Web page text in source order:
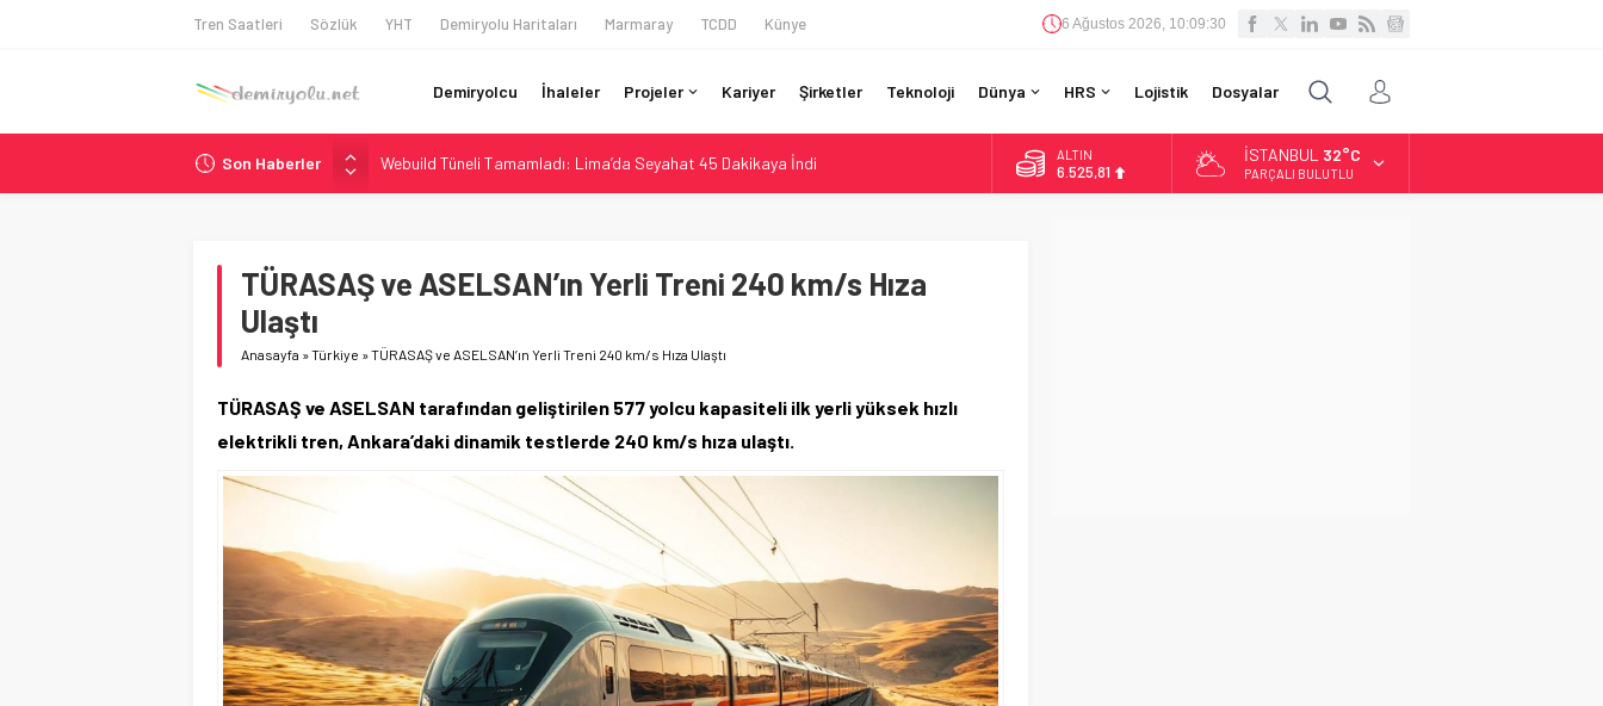
Tren Saatleri Sözlük YHT Demiryolu Haritaları Marmaray TCDD Künye 6 Ağustos 2026, 10:09:31
Demiryolcu İhaleler Projeler Kariyer Şirketler Teknoloji Dünya HRS Lojistik Dosyalar
Son Haberler
Webuild Tüneli Tamamladı: Lima’da Seyahat 45 Dakikaya İndi
Alstom ve Siemens’ten São Paulo’da Çifte Sinyal Hamlesi
Japonya Maglev Onayı: Bütçe 11 Trilyon Yen, Hedef 2036
ALTIN
6.525,81
İSTANBUL 32°C
PARÇALI BULUTLU
TÜRASAŞ ve ASELSAN’ın Yerli Treni 240 km/s Hıza
Ulaştı
Anasayfa »Türkiye »TÜRASAŞ ve ASELSAN’ın Yerli Treni 240 km/s Hıza Ulaştı
TÜRASAŞ ve ASELSAN tarafından geliştirilen 577 yolcu kapasiteli ilk yerli yüksek hızlı
elektrikli tren, Ankara’daki dinamik testlerde 240 km/s hıza ulaştı.